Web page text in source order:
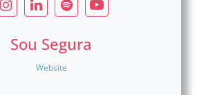
Sou Segura
Website